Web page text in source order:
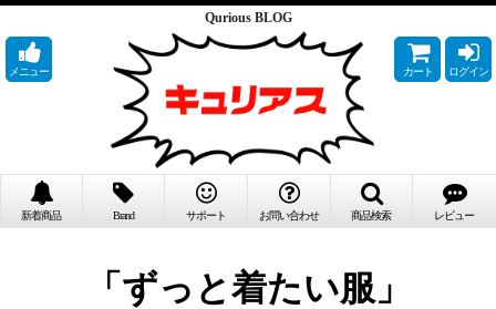
Qurious BLOG
「ずっと着たい服」
メニュー カート ログイン
新着商品 Brand サポート お問い合わせ 商品検索 レビュー